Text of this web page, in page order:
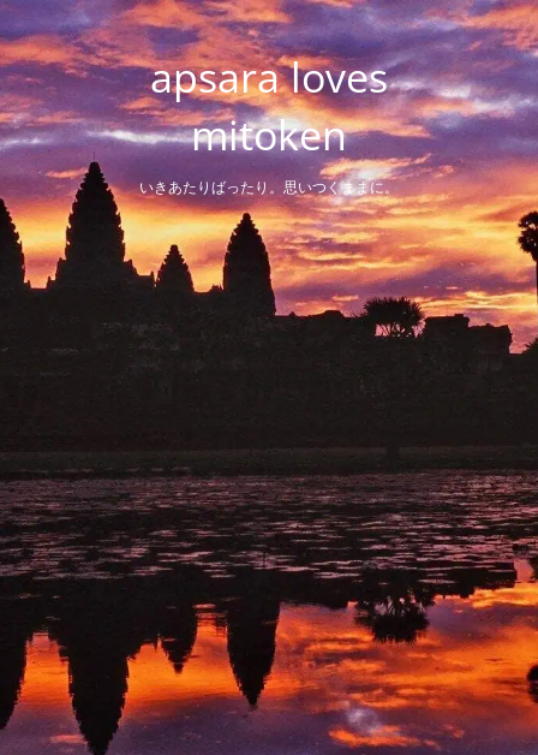
Skip
to
content
apsara loves
mitoken
いきあたりばったり。思いつくままに。